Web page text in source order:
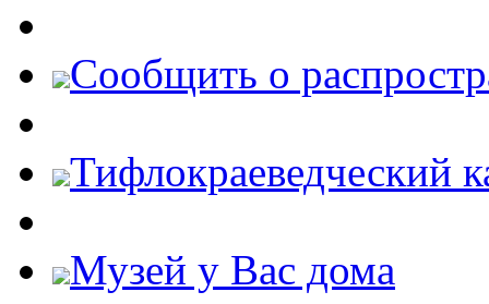
Cообщить о
Тифлокраеведческий
Музей у Вас дома